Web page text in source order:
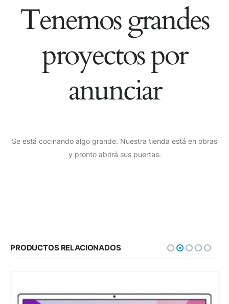
Tenemos grandes
proyectos por
anunciar
Se está cocinando algo grande. Nuestra tienda está en obras
y pronto abrirá sus puertas.
PRODUCTOS RELACIONADOS